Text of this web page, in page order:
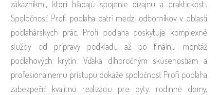
zákazníkmi, ktorí hľadajú spojenie dizajnu a praktickosti.
Spoločnosť Profi podlaha patrí medzi odborníkov v oblasti
podlahárskych prác. Profi podlaha poskytuje komplexné
služby od prípravy podkladu až po finálnu montáž
podlahových krytín. Vďaka dlhoročným skúsenostiam a
profesionálnemu prístupu dokáže spoločnosť Profi podlaha
zabezpečiť kvalitnú realizáciu pre byty, rodinné domy,